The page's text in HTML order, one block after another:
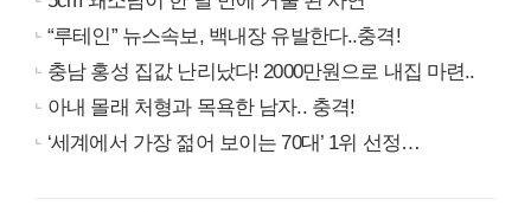
“루테인” 뉴스속보, 백내장 유발한다..충격!
충남 홍성 집값 난리났다! 2000만원으로 내집 마련..
아내 몰래 처형과 목욕한 남자.. 충격!
‘세계에서 가장 젊어 보이는 70대’ 1위 선정…